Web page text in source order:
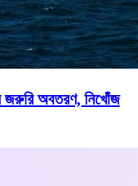
জরুরি অবতরণ, নিখোঁজ